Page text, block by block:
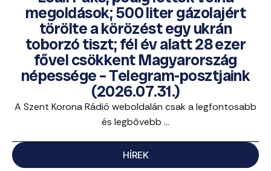
megoldások; 500 liter gázolajért
törölte a körözést egy ukrán
toborzó tiszt; fél év alatt 28 ezer
fővel csökkent Magyarország
népessége – Telegram-posztjaink
(2026.07.31.)
A Szent Korona Rádió weboldalán csak a legfontosabb
és legbővebb ...
HÍREK